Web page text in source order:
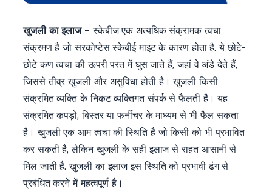
खुजली का इलाज –स्केबीज एक अत्यधिक संक्रामक त्वचा
संक्रमण है जो सरकोप्टेस स्केबीई माइट के कारण होता है. ये छोटे-
छोटे कण त्वचा की ऊपरी परत में घुस जाते हैं, जहां वे अंडे देते हैं,
जिससे तीव्र खुजली और असुविधा होती है। खुजली किसी
संक्रमित व्यक्ति के निकट व्यक्तिगत संपर्क से फैलती है। यह
संक्रमित कपड़ों, बिस्तर या फर्नीचर के माध्यम से भी फैल सकता
है। खुजली एक आम त्वचा की स्थिति है जो किसी को भी प्रभावित
कर सकती है, लेकिन खुजली के सही इलाज से राहत आसानी से
मिल जाती है. खुजली का इलाज इस स्थिति को प्रभावी ढंग से
प्रबंधित करने में महत्वपूर्ण है।